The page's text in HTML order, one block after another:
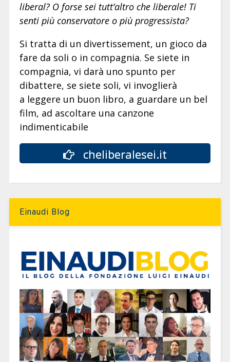
liberal? O forse sei tutt’altro che liberale! Ti
senti più conservatore o più progressista?
Si tratta di un divertissement, un gioco da
fare da soli o in compagnia. Se siete in
compagnia, vi darà uno spunto per
dibattere, se siete soli, vi invoglierà
a leggere un buon libro, a guardare un bel
film, ad ascoltare una canzone
indimenticabile
cheliberalesei.it
Einaudi Blog